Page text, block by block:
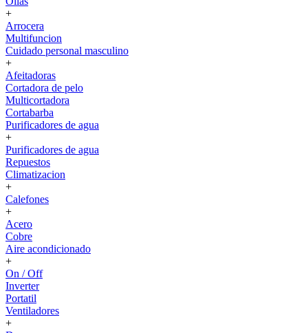
+
Arrocera
Multifuncion
Cuidado personal masculino
+
Afeitadoras
Cortadora de pelo
Multicortadora
Cortabarba
Purificadores de agua
+
Purificadores de agua
Repuestos
Climatizacion
+
Calefones
+
Acero
Cobre
Aire acondicionado
+
On / Off
Inverter
Portatil
Ventiladores
+